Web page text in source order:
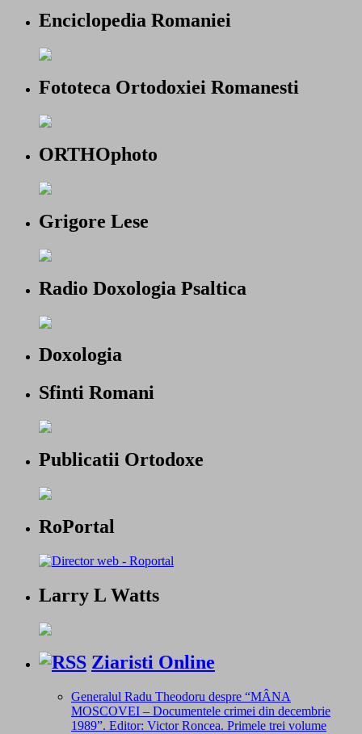
Enciclopedia Romaniei
Fototeca Ortodoxiei Romanesti
ORTHOphoto
Grigore Lese
Radio Doxologia Psaltica
Doxologia
Sfinti Romani
Publicatii Ortodoxe
RoPortal
Larry L Watts
Ziaristi Online
Generalul Radu Theodoru despre “MÂNA
MOSCOVEI – Documentele crimei din decembrie
1989”. Editor: Victor Roncea. Primele trei volume